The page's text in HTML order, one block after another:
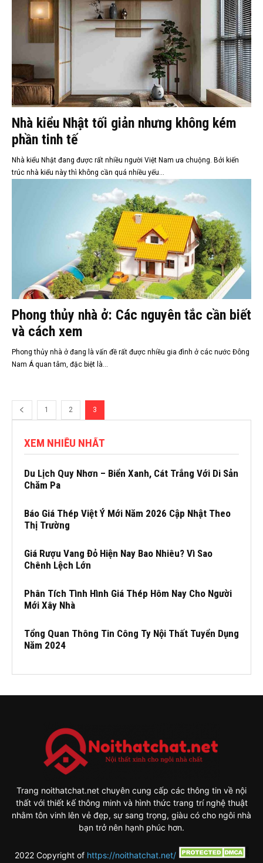
Nhà kiểu Nhật tối giản nhưng không kém
phần tinh tế
Nhà kiểu Nhật đang được rất nhiều người Việt Nam ưa chuộng. Bởi kiến
trúc nhà kiểu này thì không cần quá nhiều yếu...
Phong thủy nhà ở: Các nguyên tắc cần biết
và cách xem
Phong thủy nhà ở đang là vấn đề rất được nhiều gia đình ở các nước Đông
Nam Á quan tâm, đặc biệt là...
1 2 3
XEM NHIỀU NHẤT
Du Lịch Quy Nhơn – Biển Xanh, Cát Trắng Với Di Sản
Chăm Pa
Báo Giá Thép Việt Ý Mới Năm 2026 Cập Nhật Theo
Thị Trường
Giá Rượu Vang Đỏ Hiện Nay Bao Nhiêu? Vì Sao
Chênh Lệch Lớn
Phân Tích Tình Hình Giá Thép Hôm Nay Cho Người
Mới Xây Nhà
Tổng Quan Thông Tin Công Ty Nội Thất Tuyển Dụng
Năm 2024
Trang noithatchat.net chuyên cung cấp các thông tin về nội
thất với thiết kế thông minh và hình thức trang trí nghệ thuật
nhằm tôn vinh lên vẻ đẹp, sự sang trọng, giàu có cho ngôi nhà
bạn trở nên hạnh phúc hơn.
2022 Copyright of https://noithatchat.net/